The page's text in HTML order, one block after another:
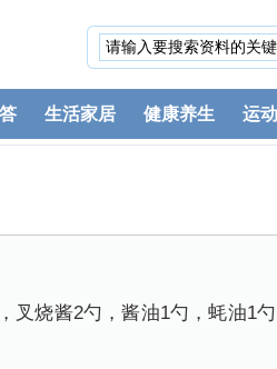
生活家居 健康养生 运
叉烧酱2勺，酱油1勺，蚝油1勺